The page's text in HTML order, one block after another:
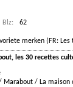
Blz:
62
merken (FR:
les 30 recettes
Marabout / La maison